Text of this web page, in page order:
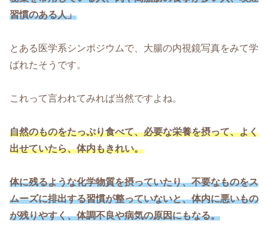
習慣のある人」
とある医学系シンポジウムで、大腸の内視鏡写真をみて学
ばれたそうです。
これって言われてみれば当然ですよね。
自然のものをたっぷり食べて、必要な栄養を摂って、よく
出せていたら、体内もきれい。
体に残るような化学物質を摂っていたり、不要なものをス
ムーズに排出する習慣が整っていないと、体内に悪いもの
が残りやすく、体調不良や病気の原因にもなる。